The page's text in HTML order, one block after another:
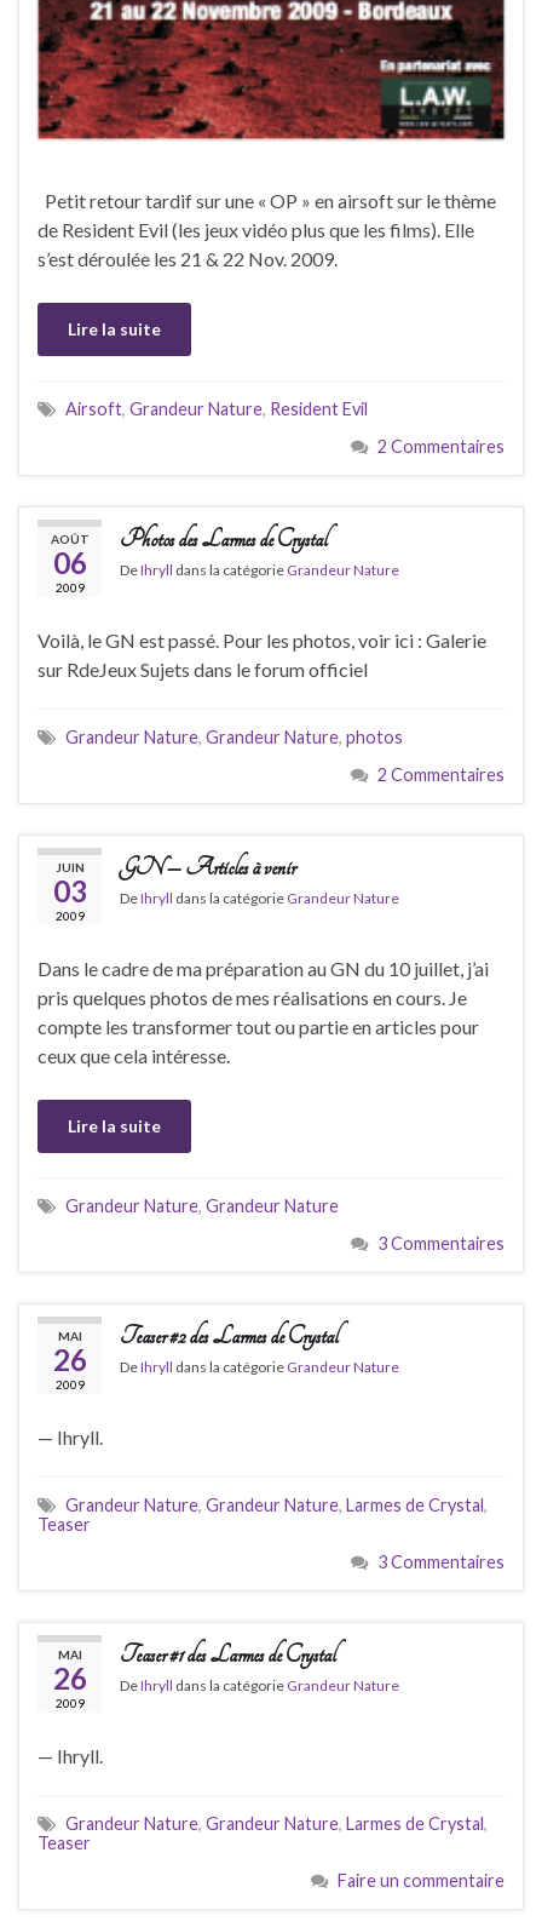
Petit retour tardif sur une « OP » en airsoft sur le thème
de Resident Evil (les jeux vidéo plus que les films). Elle
s’est déroulée les 21 & 22 Nov. 2009.
Lire la suite
Airsoft, Grandeur Nature, Resident Evil
2 Commentaires
AOÛT
06
2009
Photos des Larmes de Crystal
DeIhryll dans la catégorie Grandeur Nature
Voilà, le GN est passé. Pour les photos, voir ici : Galerie
sur RdeJeux Sujets dans le forum officiel
Grandeur Nature, Grandeur Nature, photos
2 Commentaires
JUIN
03
2009
GN – Articles à venir
DeIhryll dans la catégorie Grandeur Nature
Dans le cadre de ma préparation au GN du 10 juillet, j’ai
pris quelques photos de mes réalisations en cours. Je
compte les transformer tout ou partie en articles pour
ceux que cela intéresse.
Lire la suite
Grandeur Nature, Grandeur Nature
3 Commentaires
MAI
26
2009
Teaser #2 des Larmes de Crystal
DeIhryll dans la catégorie Grandeur Nature
— Ihryll.
Grandeur Nature, Grandeur Nature, Larmes de Crystal,
Teaser
3 Commentaires
MAI
26
2009
Teaser #1 des Larmes de Crystal
DeIhryll dans la catégorie Grandeur Nature
— Ihryll.
Grandeur Nature, Grandeur Nature, Larmes de Crystal,
Teaser
Faire un commentaire